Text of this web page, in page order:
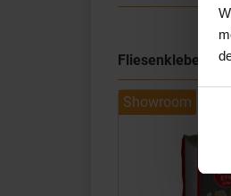
Fliesenkleber
Showroom